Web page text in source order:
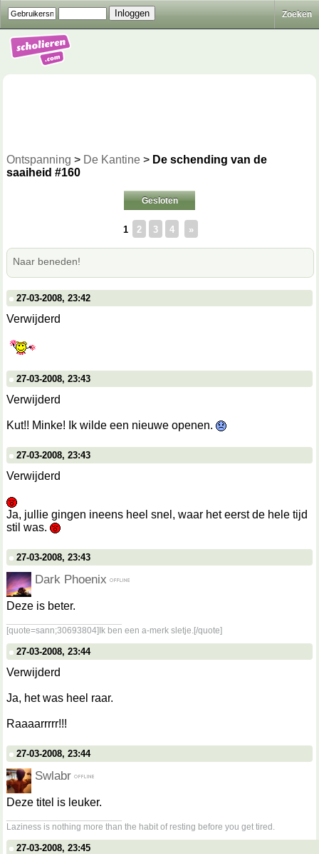
Zoeken
Ontspanning > De Kantine > De schending van de
saaiheid #160
Gesloten
1 2 3 4 »
Naar beneden!
27-03-2008, 23:42
Verwijderd
27-03-2008, 23:43
Verwijderd
Kut!! Minke! Ik wilde een nieuwe openen.
27-03-2008, 23:43
Verwijderd
Ja, jullie gingen ineens heel snel, waar het eerst de hele tijd
stil was.
27-03-2008, 23:43
Dark Phoenix
Deze is beter.
[quote=sann;30693804]Ik ben een a-merk sletje.[/quote]
27-03-2008, 23:44
Verwijderd
Ja, het was heel raar.
Raaaarrrrr!!!
27-03-2008, 23:44
Swlabr
Deze titel is leuker.
Laziness is nothing more than the habit of resting before you get tired.
27-03-2008, 23:45